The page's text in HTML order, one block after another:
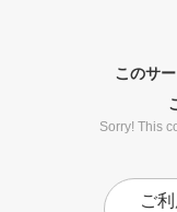
このサ
Sorry! This
ご